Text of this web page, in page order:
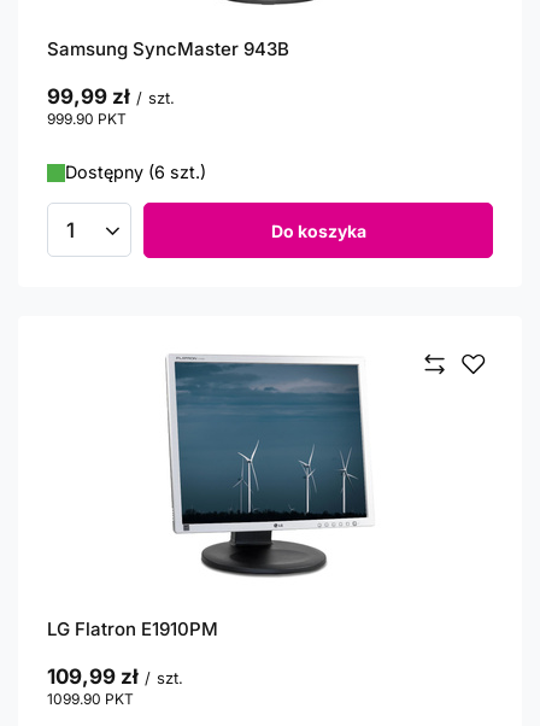
Samsung SyncMaster 943B
99,99 zł / szt.
999.90 PKT
Dostępny (6 szt.)
Ilość produktów Do koszyka
LG Flatron E1910PM
109,99 zł / szt.
1099.90 PKT